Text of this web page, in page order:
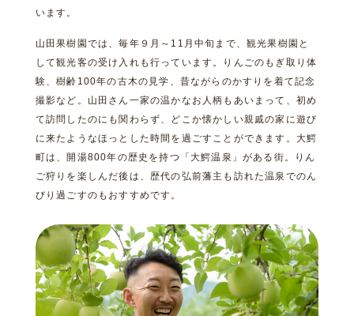
います。
山田果樹園では、毎年９月～11月中旬まで、観光果樹園と
して観光客の受け入れも行っています。りんごのもぎ取り体
験、樹齢100年の古木の見学、昔ながらのかすりを着て記念
撮影など。山田さん一家の温かなお人柄もあいまって、初め
て訪問したのにも関わらず、どこか懐かしい親戚の家に遊び
に来たようなほっとした時間を過ごすことができます。大鰐
町は、開湯800年の歴史を持つ「大鰐温泉」がある街。りん
ご狩りを楽しんだ後は、歴代の弘前藩主も訪れた温泉でのん
びり過ごすのもおすすめです。